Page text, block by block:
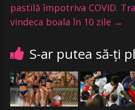
pastilă împotriva COVID.
vindeca boala în 10 zile →
S-ar putea să-ți